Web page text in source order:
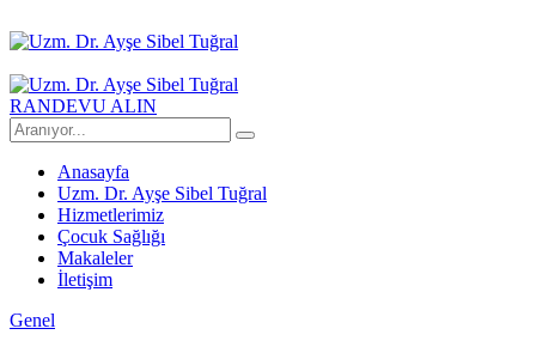
RANDEVU ALIN
Anasayfa
Uzm. Dr. Ayşe Sibel Tuğral
Hizmetlerimiz
Çocuk Sağlığı
Makaleler
İletişim
Genel